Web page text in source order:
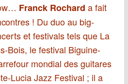
Franck Rochard a fait
! Du duo au big-
et festivals tels que La
Bois, le festival Biguine-
mondial des guitares
Lucia Jazz Festival ; il a